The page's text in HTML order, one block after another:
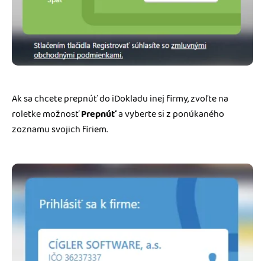
Ak sa chcete prepnúť do iDokladu inej firmy, zvoľte na
roletke možnosťPrepnúťa vyberte si z ponúkaného
zoznamu svojich firiem.